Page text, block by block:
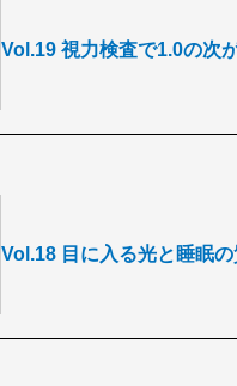
Vol.19 視力検査で1.0の次
Vol.18 目に入る光と睡眠の